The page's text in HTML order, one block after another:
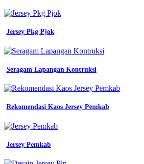
Jersey Pkg Pjok
Seragam Lapangan Kontruksi
Rekomendasi Kaos Jersey Pemkab
Jersey Pemkab